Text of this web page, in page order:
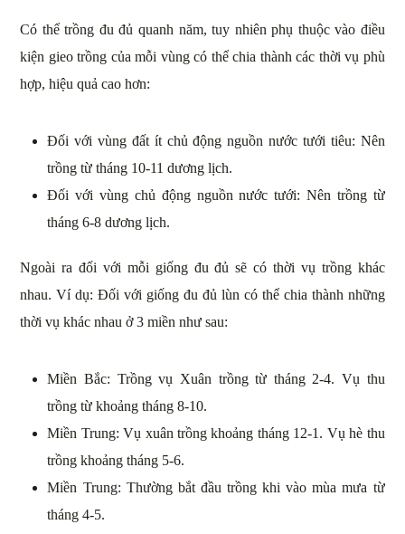
Có thể trồng đu đủ quanh năm, tuy nhiên phụ thuộc vào điều
kiện gieo trồng của mỗi vùng có thể chia thành các thời vụ phù
hợp, hiệu quả cao hơn:
Đối với vùng đất ít chủ động nguồn nước tưới tiêu: Nên
trồng từ tháng 10-11 dương lịch.
Đối với vùng chủ động nguồn nước tưới: Nên trồng từ
tháng 6-8 dương lịch.
Ngoài ra đối với mỗi giống đu đủ sẽ có thời vụ trồng khác
nhau. Ví dụ: Đối với giống đu đủ lùn có thể chia thành những
thời vụ khác nhau ở 3 miền như sau:
Miền Bắc: Trồng vụ Xuân trồng từ tháng 2-4. Vụ thu
trồng từ khoảng tháng 8-10.
Miền Trung: Vụ xuân trồng khoảng tháng 12-1. Vụ hè thu
trồng khoảng tháng 5-6.
Miền Trung: Thường bắt đầu trồng khi vào mùa mưa từ
tháng 4-5.